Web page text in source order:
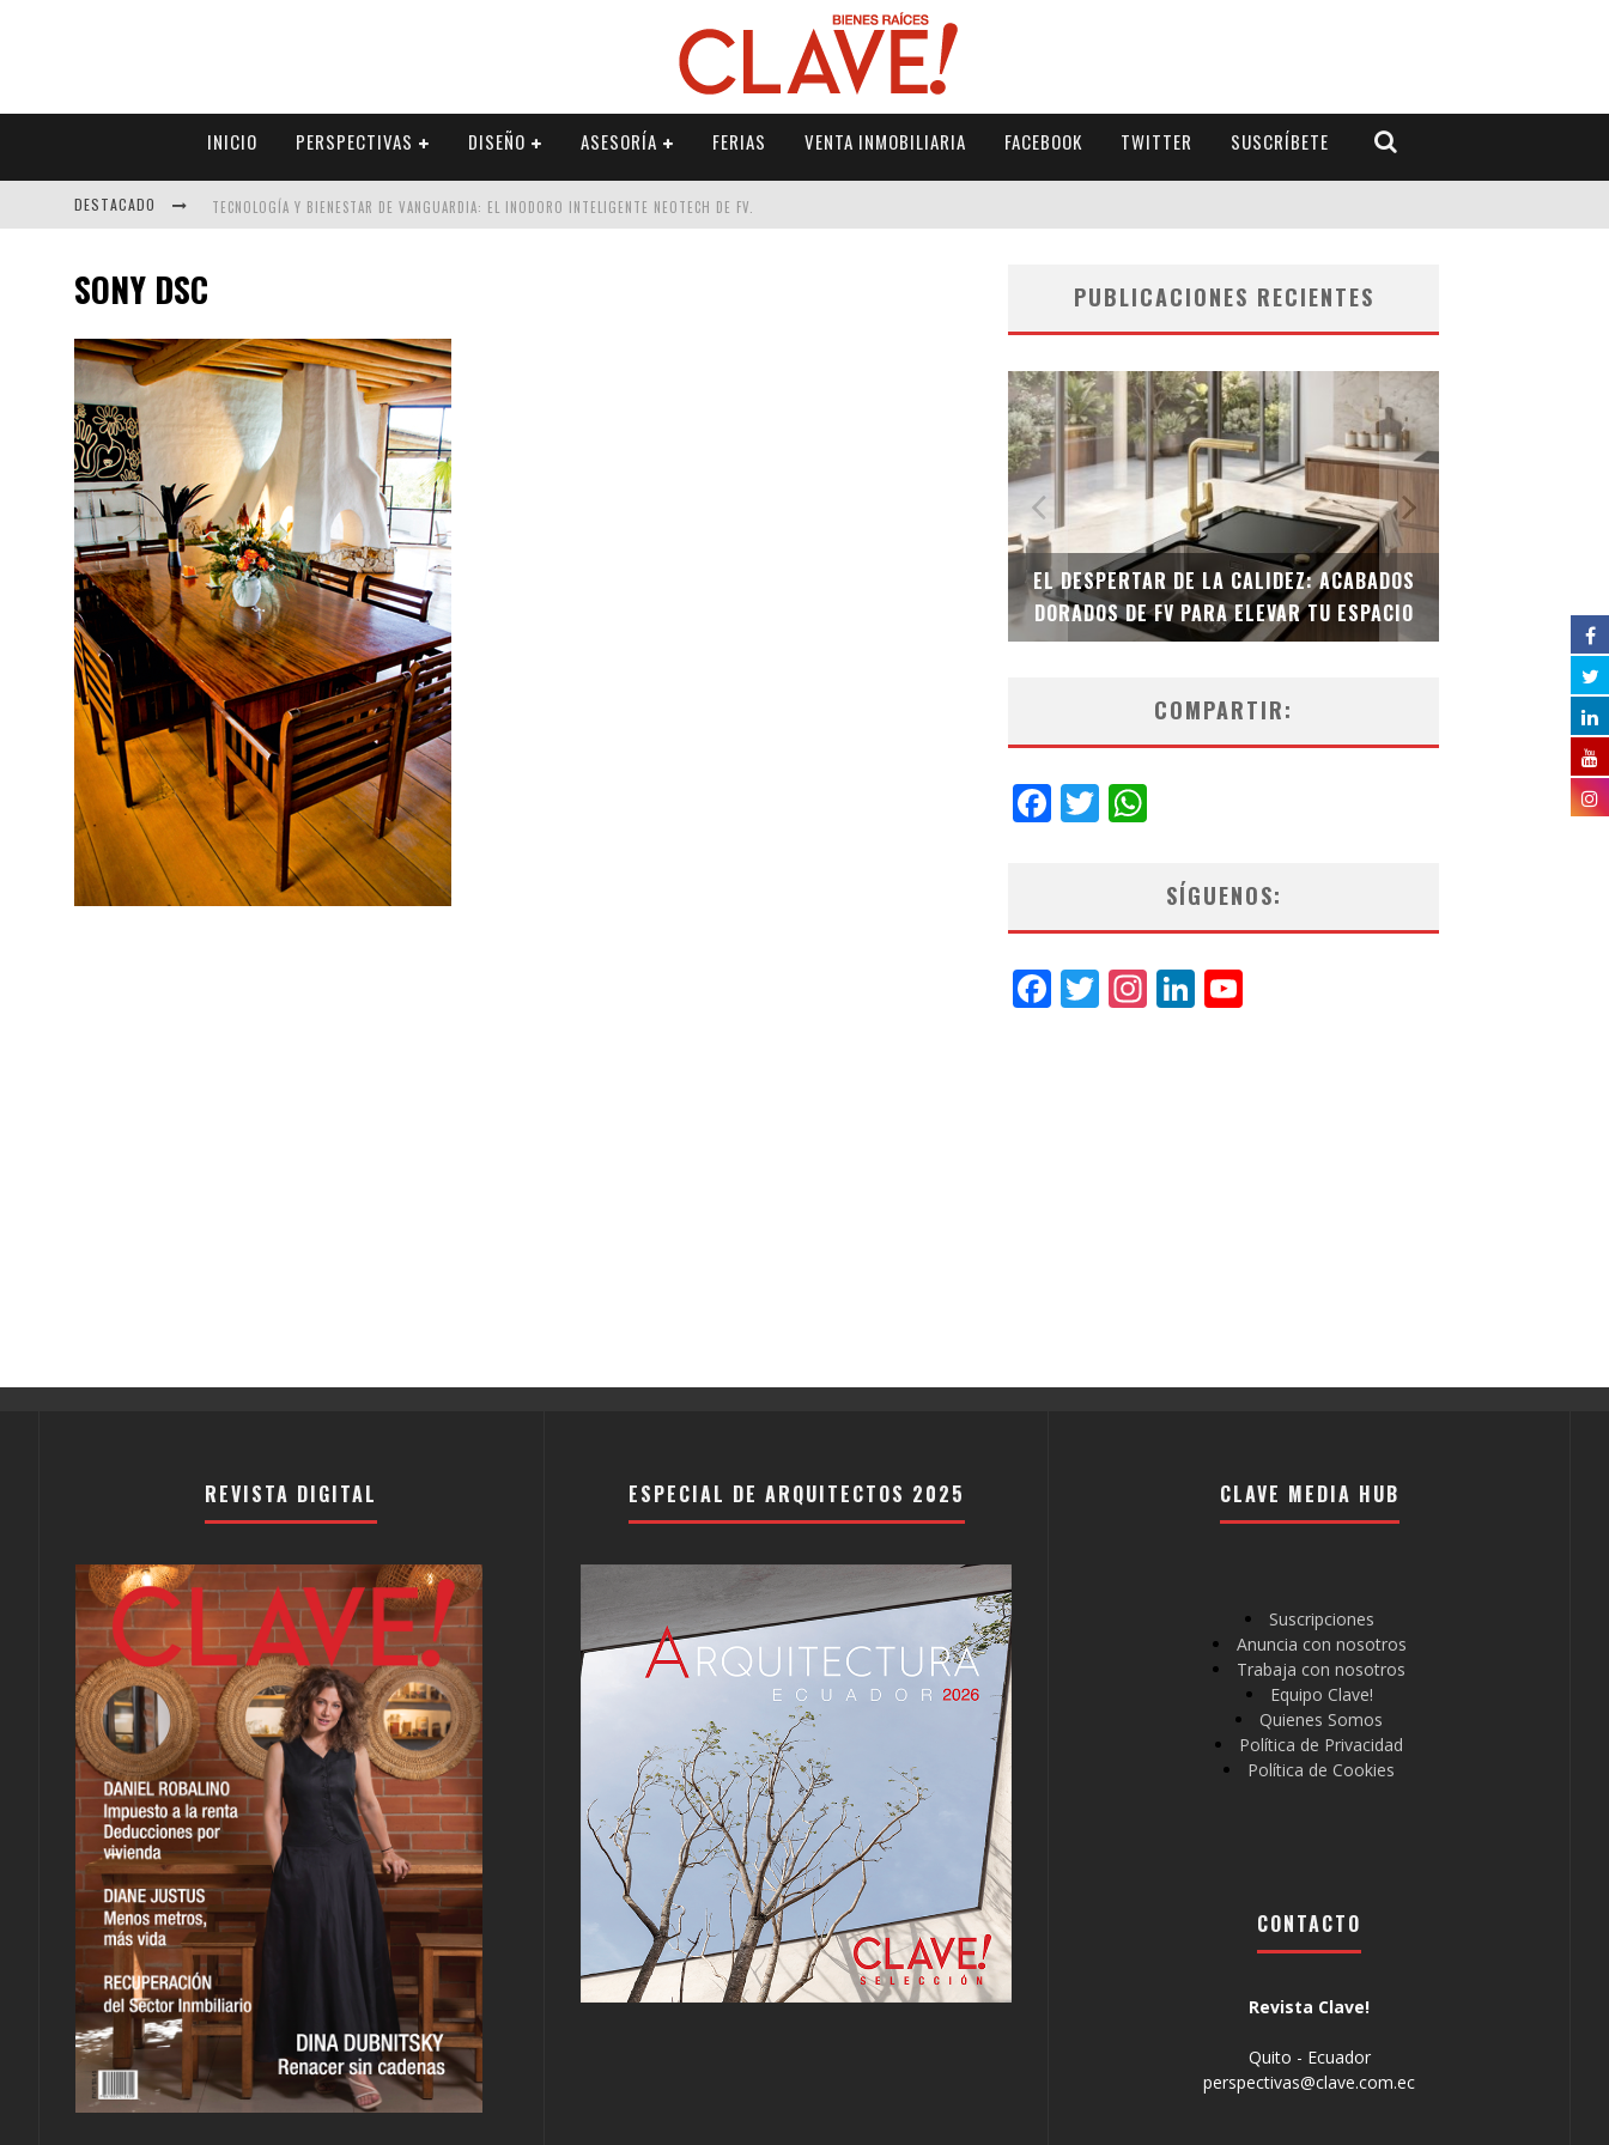
INICIO PERSPECTIVAS DISEÑO ASESORÍA FERIAS VENTA INMOBILIARIA FACEBOOK TWITTER SUSCRÍBETE
DESTACADO TECNOLOGÍA Y BIENESTAR DE VANGUARDIA: EL INODORO INTELIGENTE NEOTECH DE FV.
EL DESPERTAR DE LA CALIDEZ: ACABADOS DORADOS DE FV PARA ELEVAR TU ESPACIO
SONY DSC PUBLICACIONES RECIENTES
EL DESPERTAR DE LA CALIDEZ: ACABADOS
DORADOS DE FV PARA ELEVAR TU ESPACIO
EL INODORO
COMPARTIR:
Facebook
Twitter
SÍGUENOS:
Facebook
Twitter
Instagram
LinkedIn
REVISTA DIGITAL ESPECIAL DE ARQUITECTOS 2025 CLAVE MEDIA HUB
Suscripciones
Anuncia con nosotros
Trabaja con nosotros
Equipo Clave!
Quienes Somos
Política de Privacidad
Política de Cookies
CONTACTO
Revista Clave!
Quito - Ecuador
perspectivas@clave.com.ec